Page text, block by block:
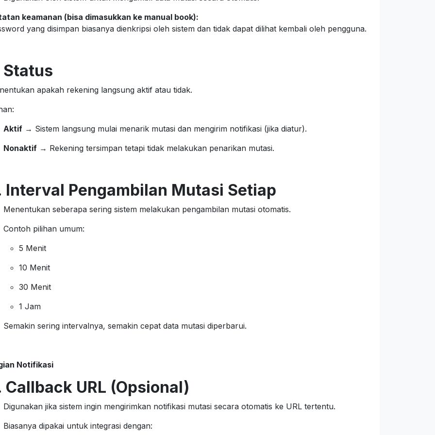
keamanan (bisa dimasukkan ke manual book):
yang disimpan biasanya dienkripsi oleh sistem dan tidak dapat dilihat kembali oleh pengguna.
Status
apakah rekening langsung aktif atau tidak.
Aktif → Sistem langsung mulai menarik mutasi dan mengirim notifikasi (jika diatur).
Nonaktif → Rekening tersimpan tetapi tidak melakukan penarikan mutasi.
Interval Pengambilan Mutasi Setiap
Menentukan seberapa sering sistem melakukan pengambilan mutasi otomatis.
Contoh pilihan umum:
5 Menit
10 Menit
30 Menit
1 Jam
Semakin sering intervalnya, semakin cepat data mutasi diperbarui.
Notifikasi
Callback URL (Opsional)
Digunakan jika sistem ingin mengirimkan notifikasi mutasi secara otomatis ke URL tertentu.
Biasanya dipakai untuk integrasi dengan: